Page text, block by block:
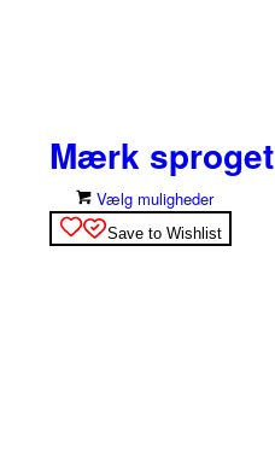
Mærk sproget
Vælg muligheder
Save to Wishlist